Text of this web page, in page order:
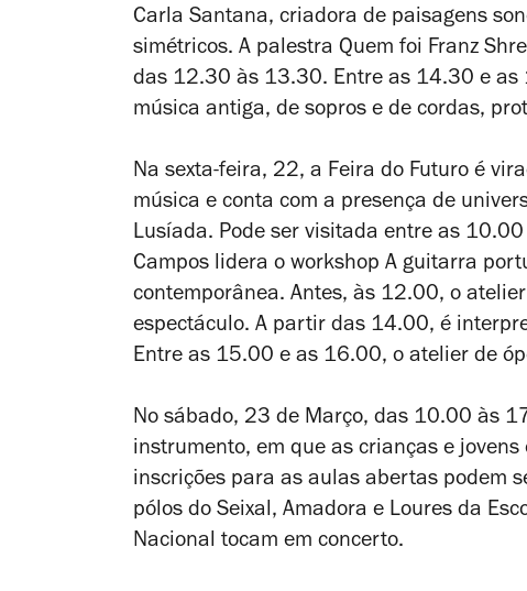
Carla Santana, criadora de paisagens
simétricos. A palestra Quem foi Franz
das 12.30 às 13.30. Entre as 14.30 e as
música antiga, de sopros e de cordas,
Na sexta-feira, 22, a Feira do Futuro é
música e conta com a presença de
Lusíada. Pode ser visitada entre as
Campos lidera o workshop A guitarra
contemporânea. Antes, às 12.00, o
espectáculo. A partir das 14.00, é
Entre as 15.00 e as 16.00, o atelier de
No sábado, 23 de Março, das 10.00 às
instrumento, em que as crianças e
inscrições para as aulas abertas podem
pólos do Seixal, Amadora e Loures da
Nacional tocam em concerto.